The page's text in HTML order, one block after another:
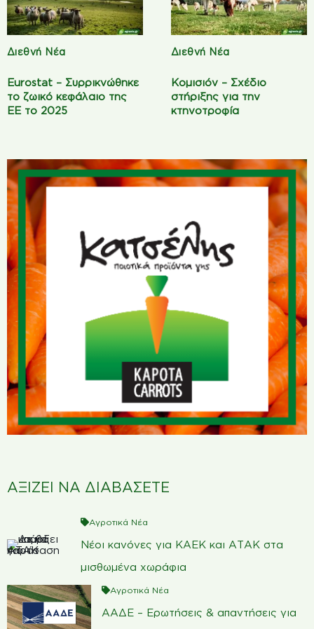
Διεθνή Νέα
Eurostat – Συρρικνώθηκε
το ζωικό κεφάλαιο της
ΕΕ το 2025
Διεθνή Νέα
Κομισιόν – Σχέδιο
στήριξης για την
κτηνοτροφία
ΑΞΙΖΕΙ ΝΑ ΔΙΑΒΑΣΕΤΕ
Αγροτικά Νέα
Νέοι κανόνες για ΚΑΕΚ και ΑΤΑΚ στα
μισθωμένα χωράφια
Αγροτικά Νέα
ΑΑΔΕ – Ερωτήσεις & απαντήσεις για